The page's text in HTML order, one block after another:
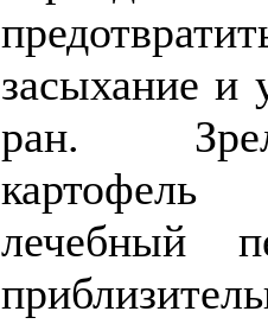
засыхание и
ран.
лечебный